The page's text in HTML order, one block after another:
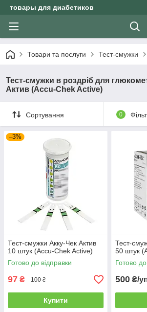
товары для диабетиков
Товари та послуги Тест-смужки
Тест-смужки в роздріб для
Актив (Accu-Chek Active)
Сортування 0
–3%
Тест-смужки Акку-Чек Актив
10 штук (Accu-Chek Active)
Готово до відправки
97 ₴ 100 ₴
Купити
Тест-
50 штук
Готово
500 ₴/